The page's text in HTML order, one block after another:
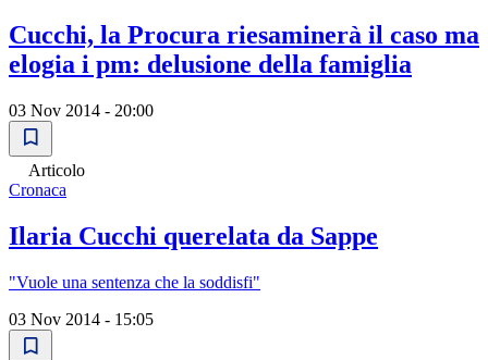
Cucchi, la Procura riesaminerà il caso ma
elogia i pm: delusione della famiglia
03 Nov 2014 - 20:00
Articolo
Cronaca
Ilaria Cucchi querelata da Sappe
"Vuole una sentenza che la soddisfi"
03 Nov 2014 - 15:05